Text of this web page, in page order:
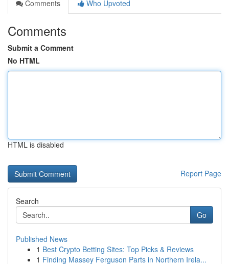
Comments
Who Upvoted
Comments
Submit a Comment
No HTML
HTML is disabled
Report Page
Search
Go
Published News
1 Best Crypto Betting Sites: Top Picks & Reviews
1 Finding Massey Ferguson Parts in Northern Irela...